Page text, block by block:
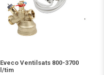
Eveco Ventilsats 800-3700
l/tim